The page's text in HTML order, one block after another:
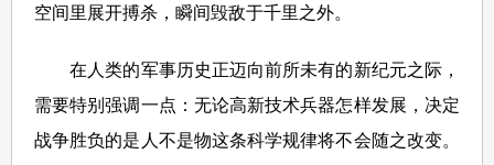
空间里展开搏杀，瞬间毁敌于千里之外。
在人类的军事历史正迈向前所未有的新纪元之际，
需要特别强调一点：无论高新技术兵器怎样发展，决定
战争胜负的是人不是物这条科学规律将不会随之改变。